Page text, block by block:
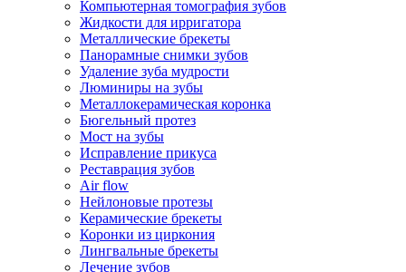
Компьютерная томография зубов
Жидкости для ирригатора
Металлические брекеты
Панорамные снимки зубов
Удаление зуба мудрости
Люминиры на зубы
Металлокерамическая коронка
Бюгельный протез
Мост на зубы
Исправление прикуса
Реставрация зубов
Air flow
Нейлоновые протезы
Керамические брекеты
Коронки из циркония
Лингвальные брекеты
Лечение зубов